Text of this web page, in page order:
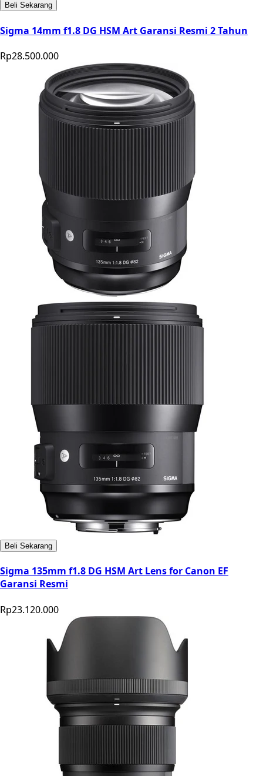
Beli Sekarang
Sigma 14mm f1.8 DG HSM Art Garansi Resmi 2 Tahun
Rp28.500.000
Beli Sekarang
Sigma 135mm f1.8 DG HSM Art Lens for Canon EF
Garansi Resmi
Rp23.120.000